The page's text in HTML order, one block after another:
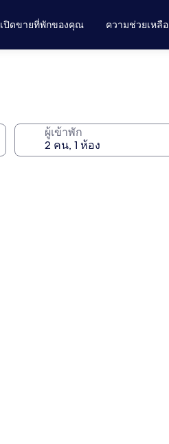
เปิดขายที่พักของคุณ ความช่วยเหลือ
ผู้เข้าพัก